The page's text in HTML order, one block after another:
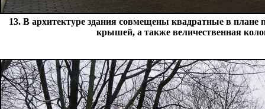
13. В архитектуре здания совмещены квадратные в
крышей, а также величественная